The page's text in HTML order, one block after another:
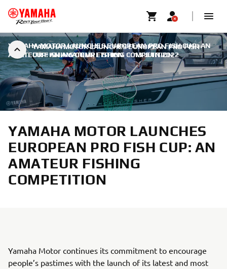
YAMAHA MOTOR LAUNCHES EUROPEAN PRO FISH
CUP: AN AMATEUR FISHING COMPETITION
YAMAHA MOTOR LAUNCHES EUROPEAN PRO FISH CUP: AN
AMATEUR FISHING COMPETITION | 13 JUIN 2022
YAMAHA MOTOR LAUNCHES
EUROPEAN PRO FISH CUP: AN
AMATEUR FISHING
COMPETITION
Yamaha Motor continues its commitment to encourage
people’s pastimes with the launch of its latest and most